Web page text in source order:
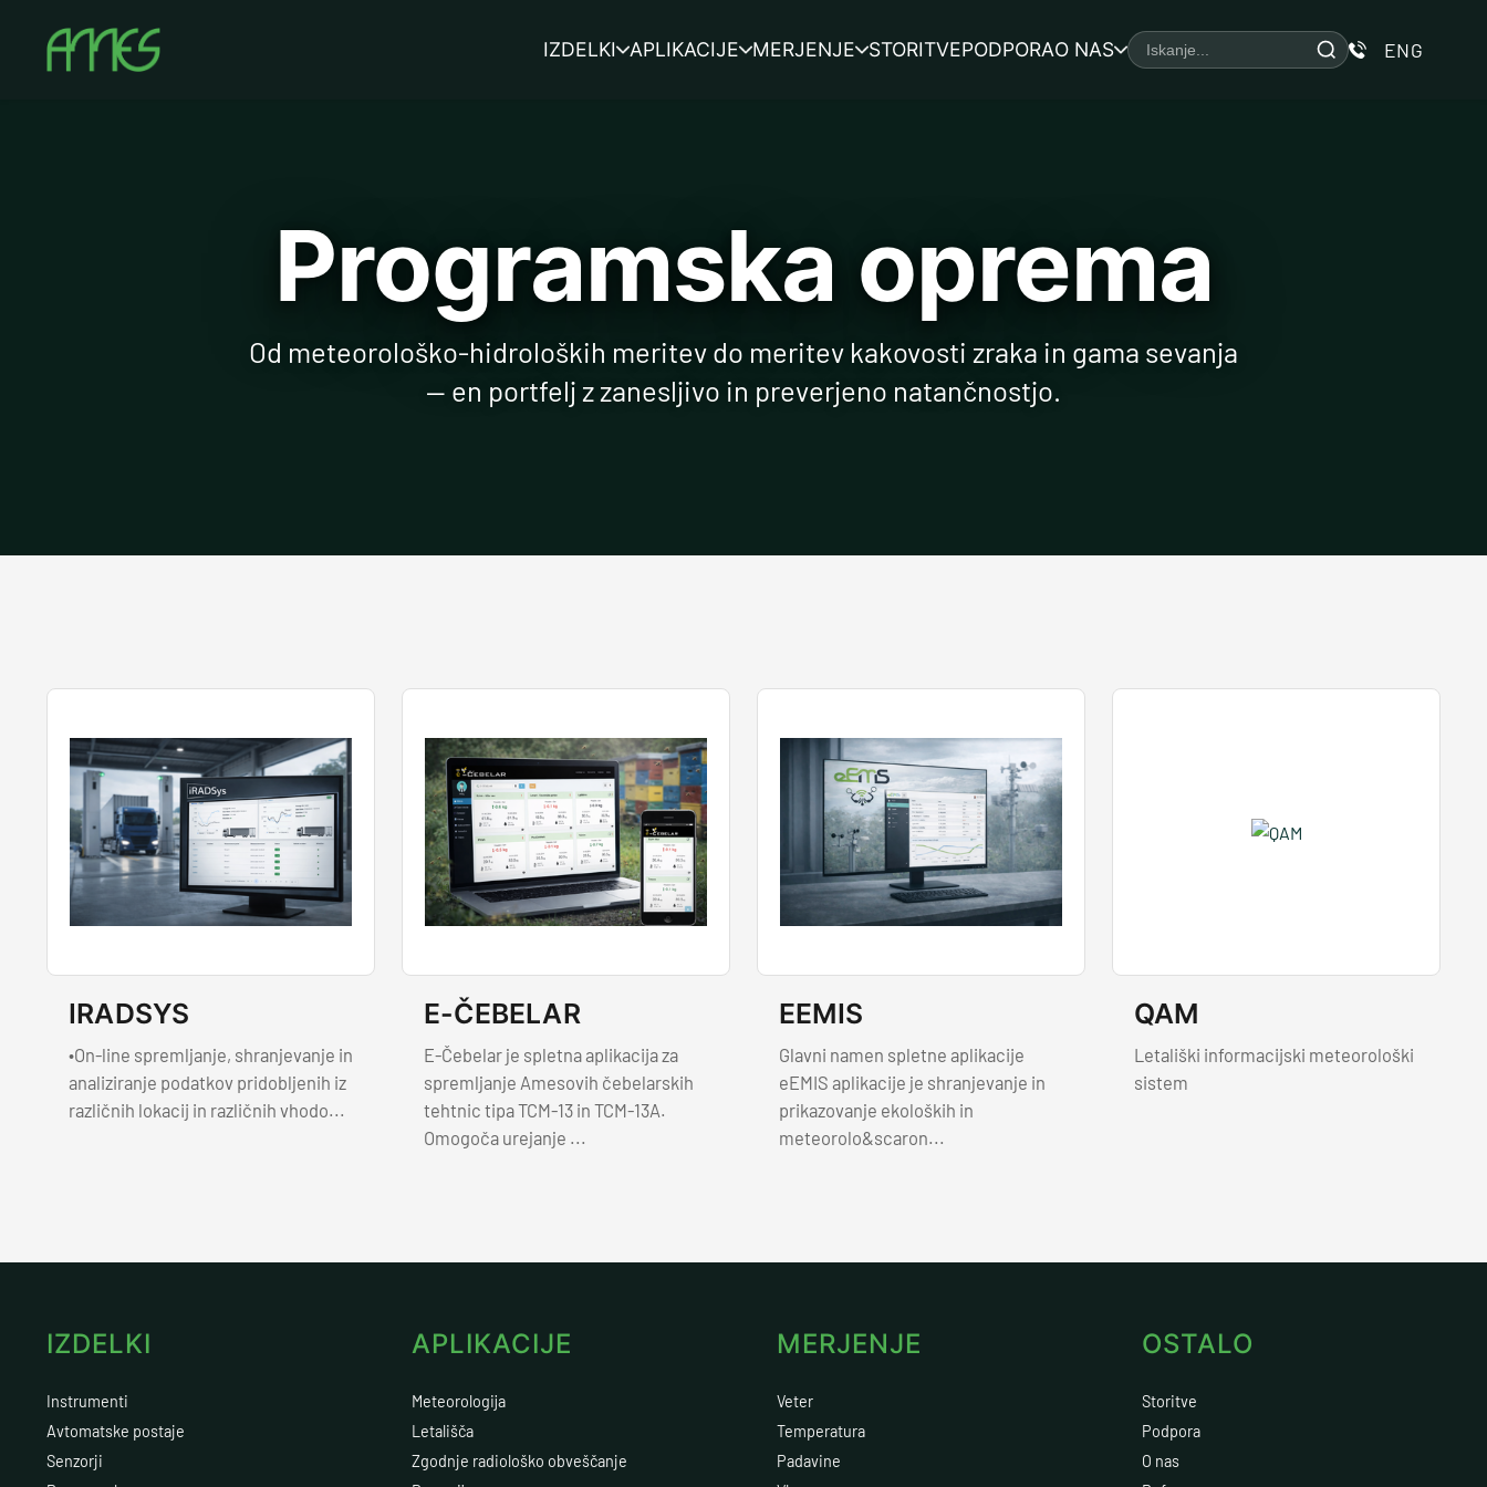
IZDELKI APLIKACIJE MERJENJE STORITVEPODPORAO NAS ENG
Programska oprema
Od meteorološko-hidroloških meritev do meritev kakovosti zraka in gama sevanja
— en portfelj z zanesljivo in preverjeno natančnostjo.
IRADSYS
•On-line spremljanje, shranjevanje in
analiziranje podatkov pridobljenih iz
različnih lokacij in različnih vhodo...
E-ČEBELAR
E-Čebelar je spletna aplikacija za
spremljanje Amesovih čebelarskih
tehtnic tipa TCM-13 in TCM-13A.
Omogoča urejanje ...
EEMIS
Glavni namen spletne aplikacije
eEMIS aplikacije je shranjevanje in
prikazovanje ekoloških in
meteorolo&scaron...
QAM
Letališki informacijski meteorološki
sistem
IZDELKI
Instrumenti
Avtomatske postaje
Senzorji
APLIKACIJE
Meteorologija
Letališča
Zgodnje radiološko obveščanje
MERJENJE
Veter
Temperatura
Padavine
OSTALO
Storitve
Podpora
O nas